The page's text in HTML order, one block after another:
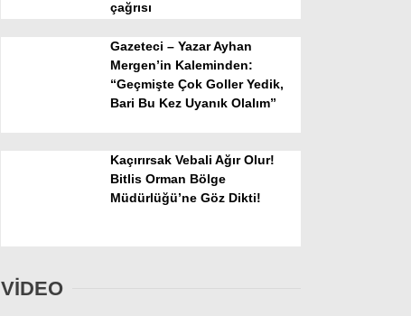
çağrısı
Gazeteci – Yazar Ayhan
Mergen’in Kaleminden:
“Geçmişte Çok Goller Yedik,
Bari Bu Kez Uyanık Olalım”
Kaçırırsak Vebali Ağır Olur!
Bitlis Orman Bölge
Müdürlüğü’ne Göz Dikti!
VİDEO